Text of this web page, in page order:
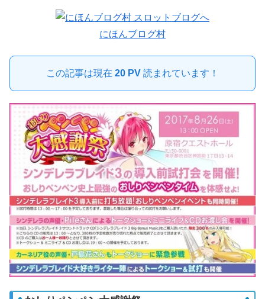
にほんブログ村
この記事は現在 20 PV 読まれています！